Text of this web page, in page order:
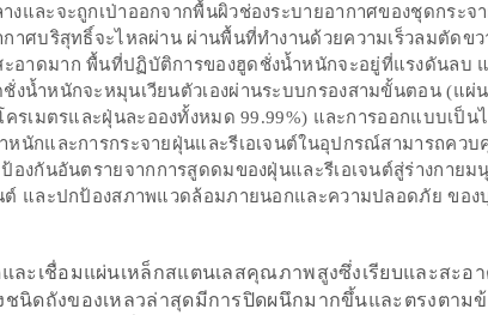
งและจะถูกเป่าออกจากพื้นผิวช่องระบายอากาศของชุดกระจ
าศบริสุทธิ์จะไหลผ่าน ผ่านพื้นที่ทำงานด้วยความเร็วลมตัดขว
อาดมาก พื้นที่ปฏิบัติการของฮูดชั่งน้ำหนักจะอยู่ที่แรงดันลบ
งน้ำหนักจะหมุนเวียนตัวเองผ่านระบบกรองสามขั้นตอน (แผ่
รเมตรและฝุ่นละอองทั้งหมด 99.99%) และการออกแบบเป็น
หนักและการกระจายฝุ่นและรีเอเจนต์ในอุปกรณ์สามารถควบ
องกันอันตรายจากการสูดดมของฝุ่นและรีเอเจนต์สู่ร่างกายม
ต์ และปกป้องสภาพแวดล้อมภายนอกและความปลอดภัย ของ
ละเชื่อมแผ่นเหล็กสแตนเลสคุณภาพสูงซึ่งเรียบและสะอา
นิดถังของเหลวล่าสุดมีการปิดผนึกมากขึ้นและตรงตามข้